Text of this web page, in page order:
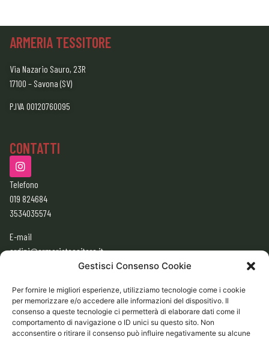
Gestisci Consenso Cookie
Per fornire le migliori esperienze, utilizziamo tecnologie come i cookie
per memorizzare e/o accedere alle informazioni del dispositivo. Il
consenso a queste tecnologie ci permetterà di elaborare dati come il
comportamento di navigazione o ID unici su questo sito. Non
acconsentire o ritirare il consenso può influire negativamente su alcune
ARMERIA TESSITORE
Via Nazario Sauro, 23R
17100 – Savona (SV)
P.IVA 00120760095
CONTATTI
Telefono
019 824684
3534035574
E-mail
ordini@armeriatessitore.it
armeriatessitore@gmail.com
ORARI
9:00 – 12:30
15:30 – 19:30